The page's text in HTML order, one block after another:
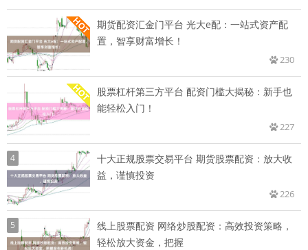
期货配资汇金门平台 光大e配：一站式资产配
置，智享财富增长！
230
股票杠杆第三方平台 配资门槛大揭秘：新手也
能轻松入门！
227
4
十大正规股票交易平台 期货股票配资：放大收
益，谨慎投资
226
5
线上股票配资 网络炒股配资：高效投资策略，
轻松放大资金，把握